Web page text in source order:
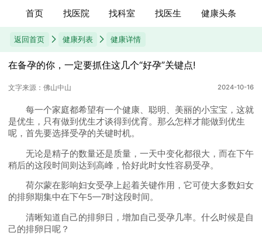
首页 找医院 找科室 找医生 健康头条
返回首页 健康列表 健康详情
在备孕的你，一定要抓住这几个“好孕”关键点!
文字来源：佛山中山 2024-10-16
每一个家庭都希望有一个健康、聪明、美丽的小宝宝，这就
是优生，只有做到优生才谈得到优育。那么怎样才能做到优生
呢，首先要选择受孕的关键时机。
无论是精子的数量还是质量，一天中变化都很大，而在下午
稍后的这段时间则达到高峰，恰好此时女性容易受孕。
荷尔蒙在影响妇女受孕上起着关键作用，它可使大多数妇女
的排卵期集中在下午5—7时这段时间。
清晰知道自己的排卵日，增加自己受孕几率。什么时候是自
己的排卵日呢？